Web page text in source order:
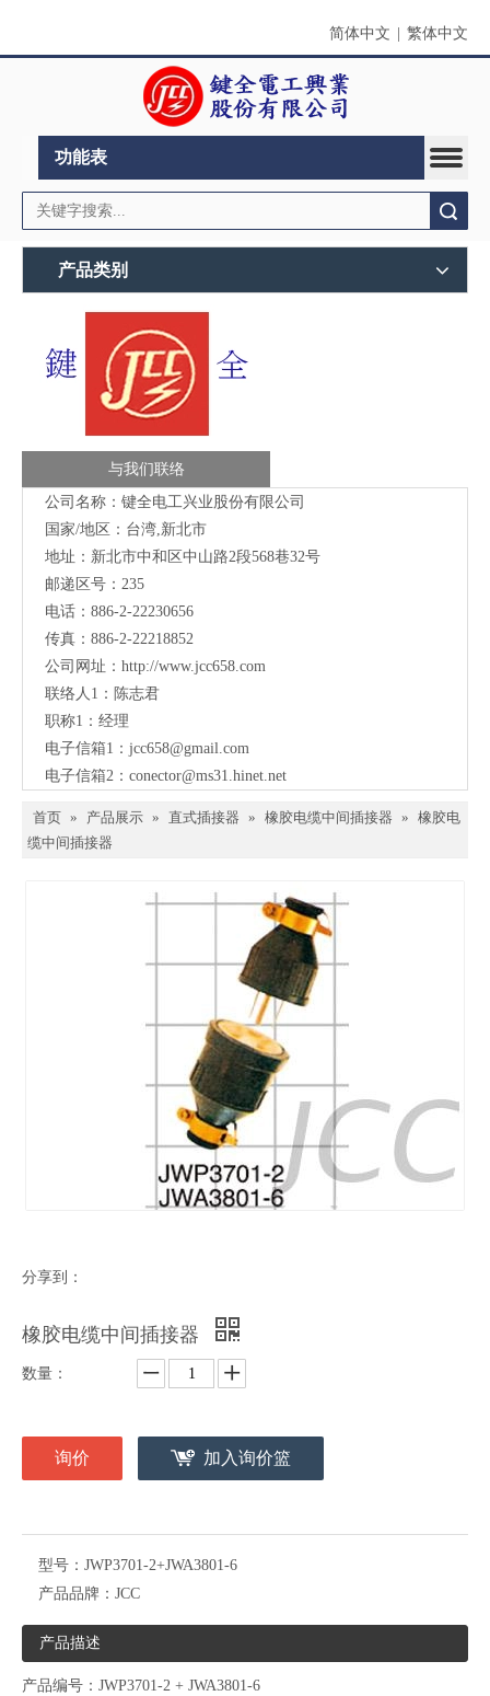
简体中文 繁体中文
功能表
产品类别
与我们联络
公司名称：键全电工兴业股份有限公司
国家/地区：台湾,新北市
地址：新北市中和区中山路2段568巷32号
邮递区号：235
电话：886-2-22230656
传真：886-2-22218852
公司网址： http://www.jcc658.com
联络人1：陈志君
职称1： 经理
电子信箱1： jcc658@gmail.com
电子信箱2： conector@ms31.hinet.net
首页 » 产品展示 » 直式插接器 » 橡胶电缆中间插接器 » 橡胶电
缆中间插接器
分享到：
橡胶电缆中间插接器
数量：
询价 加入询价篮
型号： JWP3701-2+JWA3801-6
产品品牌： JCC
产品描述
产品编号：JWP3701-2 + JWA3801-6